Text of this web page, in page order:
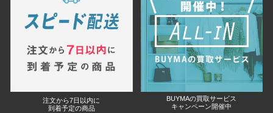
注文から7日以内に
到着予定の商品
BUYMAの買取サービス
キャンペーン開催中